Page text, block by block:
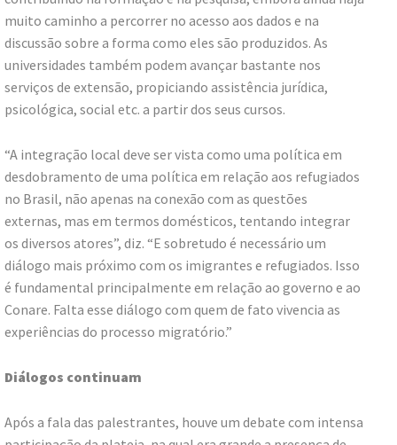
muito caminho a percorrer no acesso aos dados e na
discussão sobre a forma como eles são produzidos. As
universidades também podem avançar bastante nos
serviços de extensão, propiciando assistência jurídica,
psicológica, social etc. a partir dos seus cursos.
“A integração local deve ser vista como uma política em
desdobramento de uma política em relação aos refugiados
no Brasil, não apenas na conexão com as questões
externas, mas em termos domésticos, tentando integrar
os diversos atores”, diz. “E sobretudo é necessário um
diálogo mais próximo com os imigrantes e refugiados. Isso
é fundamental principalmente em relação ao governo e ao
Conare. Falta esse diálogo com quem de fato vivencia as
experiências do processo migratório.”
Diálogos continuam
Após a fala das palestrantes, houve um debate com intensa